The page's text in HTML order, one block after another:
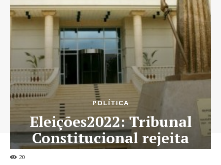
20
POLÍTICA
Eleições2022: Tribunal
Constitucional rejeita
recurso da CASA-CE